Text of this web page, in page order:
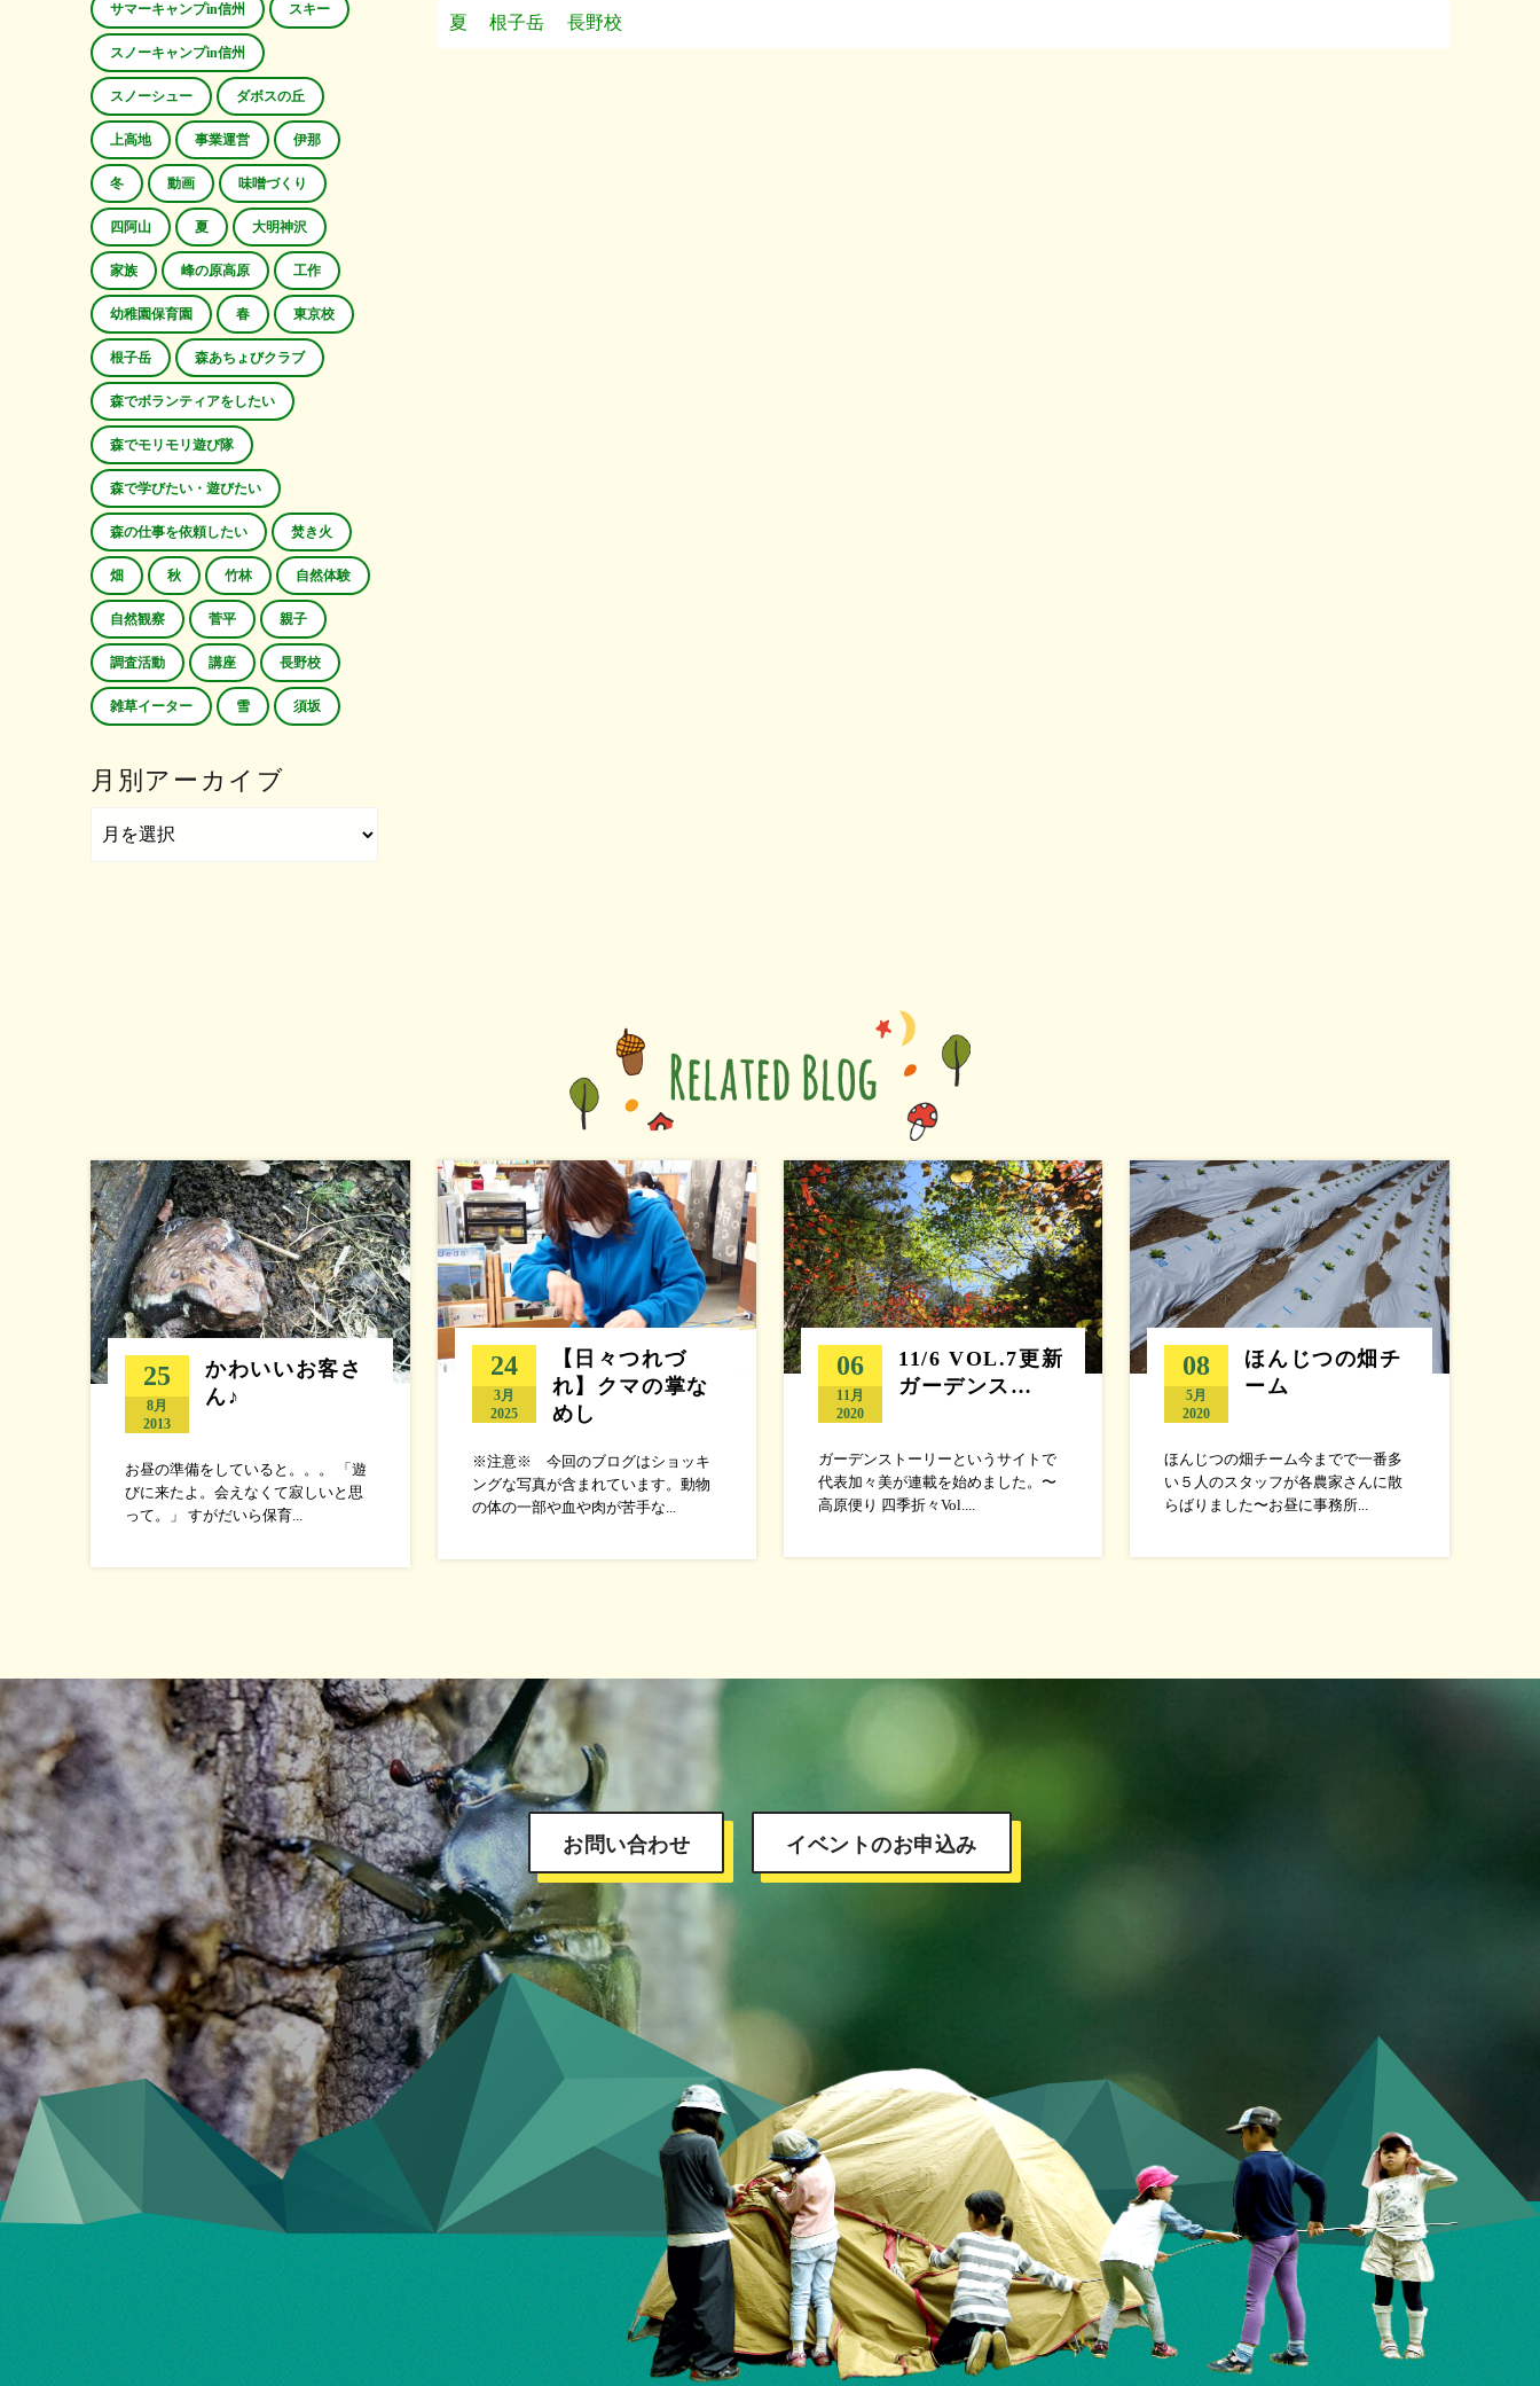
夏 根子岳 長野校
サマーキャンプin信州 スキー
スノーキャンプin信州
スノーシュー ダボスの丘
上高地 事業運営 伊那
冬 動画 味噌づくり
四阿山 夏 大明神沢
家族 峰の原高原 工作
幼稚園保育園 春 東京校
根子岳 森あちょびクラブ
森でボランティアをしたい
森でモリモリ遊び隊
森で学びたい・遊びたい
森の仕事を依頼したい 焚き火
畑 秋 竹林 自然体験
自然観察 菅平 親子
調査活動 講座 長野校
雑草イーター 雪 須坂
月別アーカイブ
25
8月
2013
かわいいお客さ
ん♪
お昼の準備をしていると。。。 「遊
びに来たよ。会えなくて寂しいと思
って。」 すがだいら保育...
24
3月
2025
【日々つれづ
れ】クマの掌な
めし
※注意※ 今回のブログはショッキ
ングな写真が含まれています。動物
の体の一部や血や肉が苦手な...
06
11月
2020
11/6 VOL.7更新
ガーデンス…
ガーデンストーリーというサイトで
代表加々美が連載を始めました。〜
高原便り 四季折々Vol....
08
5月
2020
ほんじつの畑チ
ーム
ほんじつの畑チーム今までで一番多
い５人のスタッフが各農家さんに散
らばりました〜お昼に事務所...
お問い合わせ イベントのお申込み